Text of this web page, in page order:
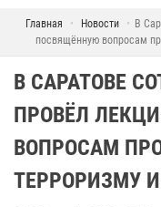
Главная Новости
В
посвящённую вопросам
В САРАТОВЕ
ПРОВЁЛ
ВОПРОСАМ
ТЕРРОРИЗМУ